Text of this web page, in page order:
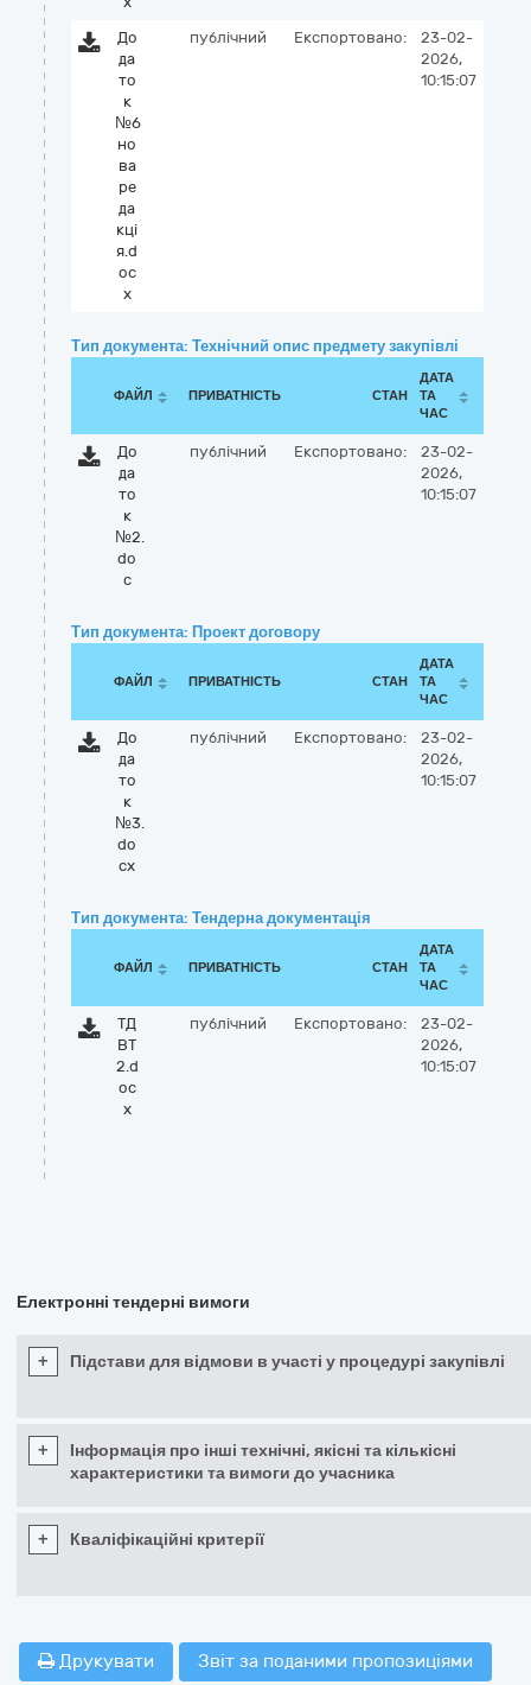
До
да
то
к
№6
но
ва
ре
да
кці
я.d
oc
x
публічний Експортовано:
23-02-
2026,
10:15:07
Тип документа: Технічний опис предмету закупівлі
ФАЙЛ ПРИВАТНІСТЬ СТАН
ДАТА
ТА
ЧАС
До
да
то
к
№2.
do
c
публічний Експортовано:
23-02-
2026,
10:15:07
Тип документа: Проект договору
ФАЙЛ ПРИВАТНІСТЬ СТАН
ДАТА
ТА
ЧАС
До
да
то
к
№3.
do
cx
публічний Експортовано:
23-02-
2026,
10:15:07
Тип документа: Тендерна документація
ФАЙЛ ПРИВАТНІСТЬ СТАН
ДАТА
ТА
ЧАС
ТД
ВТ
2.d
oc
x
публічний Експортовано:
23-02-
2026,
10:15:07
Електронні тендерні вимоги
+ Підстави для відмови в участі у процедурі закупівлі
+
Інформація про інші технічні, якісні та кількісні
характеристики та вимоги до учасника
+ Кваліфікаційні критерії
Друкувати Звіт за поданими пропозиціями